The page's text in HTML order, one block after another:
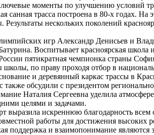
моменты по улучшению условий
санная трасса построена в 80-х годах.
Результаты нескольких поколений
игр Александр Денисьев и
Воспитывает красноярская
пятикратная чемпионка страны
школы, по праву проходя отбор в
и деревянный каркас трассы в
также обсудили с президентом
Наталия Сергеевна уделила
целями и задачами.
выразила искреннюю благодарность всем
работы для достижения высоких
поддержка и взаимопонимание являются